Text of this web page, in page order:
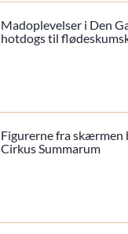
Madoplevelser i Den
hotdogs til
Figurerne fra skærmen
Cirkus Summarum